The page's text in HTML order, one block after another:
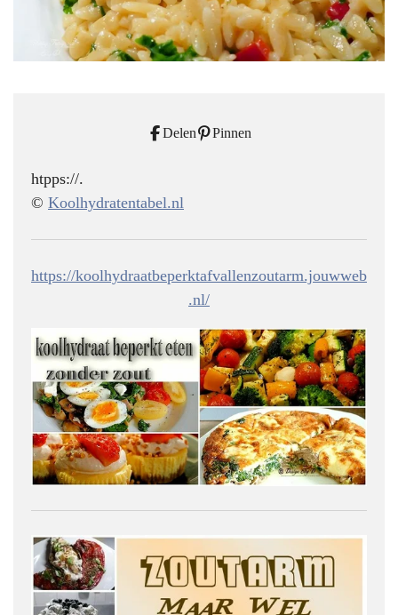
Delen Pinnen
htpps://.
© Koolhydratentabel.nl
https://koolhydraatbeperktafvallenzoutarm.jouwweb
.nl/